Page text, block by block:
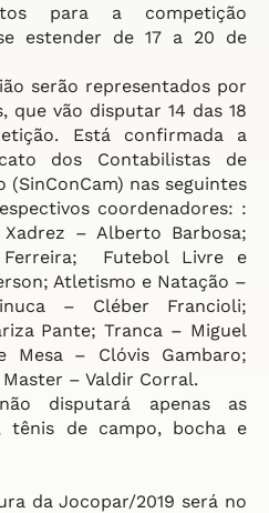
para a competição
estender de 17 a 20 de
serão representados por
que vão disputar 14 das 18
Está confirmada a
dos Contabilistas de
(SinConCam) nas seguintes
coordenadores: :
– Alberto Barbosa;
Ferreira; Futebol Livre e
Atletismo e Natação –
– Cléber Francioli;
Pante; Tranca – Miguel
Mesa – Clóvis Gambaro;
– Valdir Corral.
disputará apenas as
tênis de campo, bocha e
da Jocopar/2019 será no